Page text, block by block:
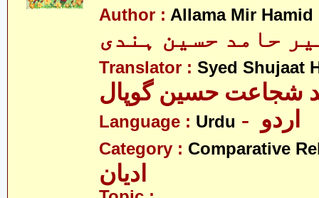
Author : Allama Mir
حامد حسین ہندی
Translator : Syed Shujaat
Language : Urdu
Category : Comparative
ادیان